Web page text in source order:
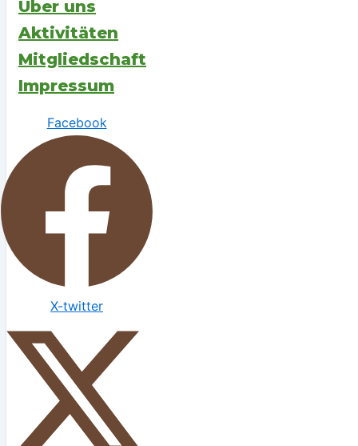
Über uns
Aktivitäten
Mitgliedschaft
Impressum
Facebook
X-twitter